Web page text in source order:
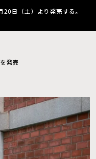
日（土）より発売する。
発売